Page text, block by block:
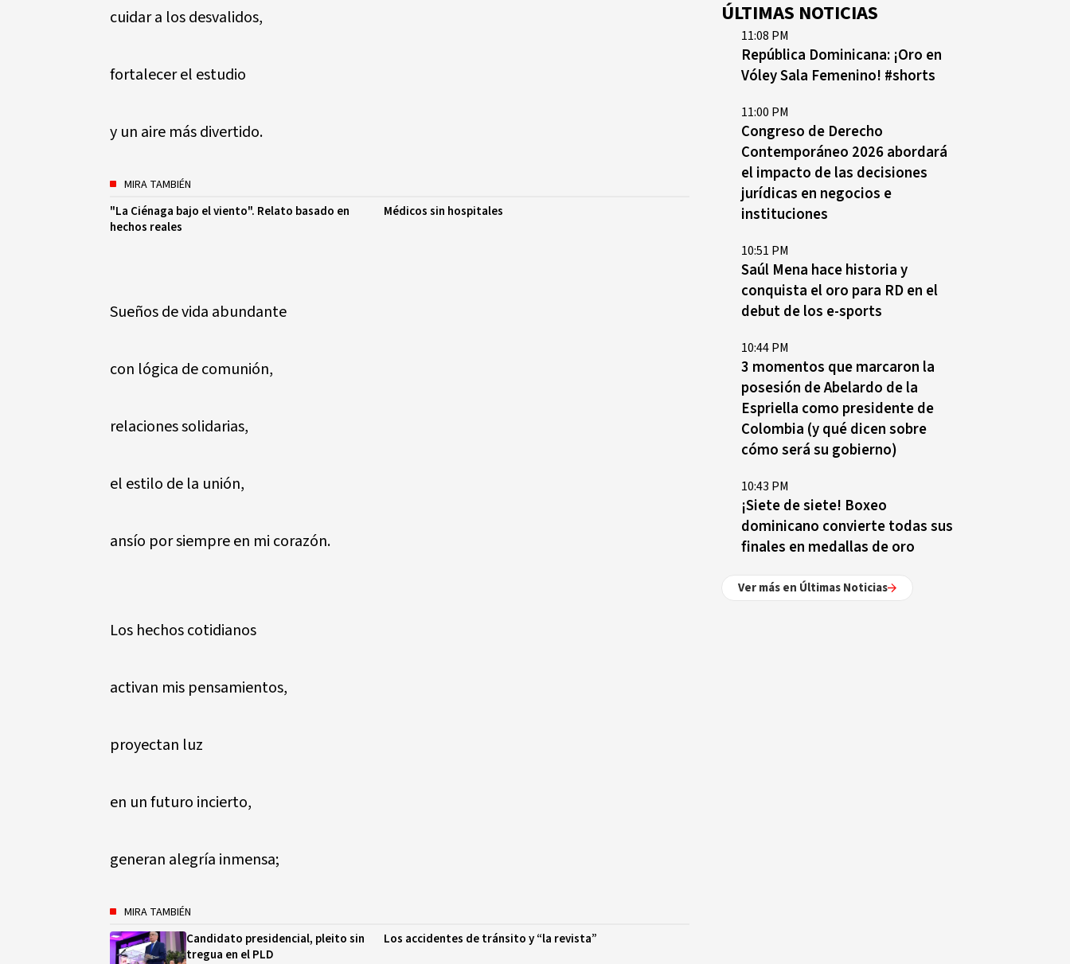
cuidar a los desvalidos,
fortalecer el estudio
y un aire más divertido.
MIRA TAMBIÉN
"La Ciénaga bajo el viento". Relato basado en
hechos reales
Médicos sin hospitales
Sueños de vida abundante
con lógica de comunión,
relaciones solidarias,
el estilo de la unión,
ansío por siempre en mi corazón.
Los hechos cotidianos
activan mis pensamientos,
proyectan luz
en un futuro incierto,
generan alegría inmensa;
MIRA TAMBIÉN
Candidato presidencial, pleito sin
tregua en el PLD
Los accidentes de tránsito y “la revista”
ÚLTIMAS NOTICIAS
11:08 PM
República Dominicana: ¡Oro en
Vóley Sala Femenino! #shorts
11:00 PM
Congreso de Derecho
Contemporáneo 2026 abordará
el impacto de las decisiones
jurídicas en negocios e
instituciones
10:51 PM
Saúl Mena hace historia y
conquista el oro para RD en el
debut de los e-sports
10:44 PM
3 momentos que marcaron la
posesión de Abelardo de la
Espriella como presidente de
Colombia (y qué dicen sobre
cómo será su gobierno)
10:43 PM
¡Siete de siete! Boxeo
dominicano convierte todas sus
finales en medallas de oro
Ver más en Últimas Noticias